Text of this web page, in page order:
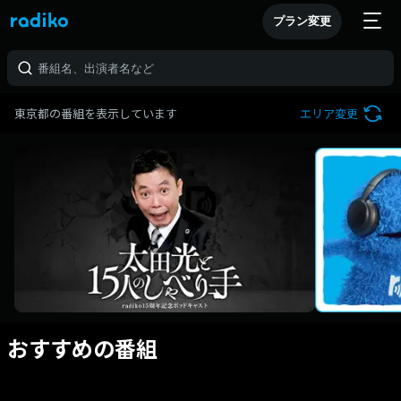
プラン変更
東京都の番組を表示しています エリア変更
おすすめの番組